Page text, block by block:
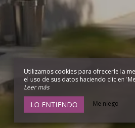
Utilizamos cookies para ofrecerle la
el uso de sus datos haciendo clic en
Leer más
LO ENTIENDO Me niego